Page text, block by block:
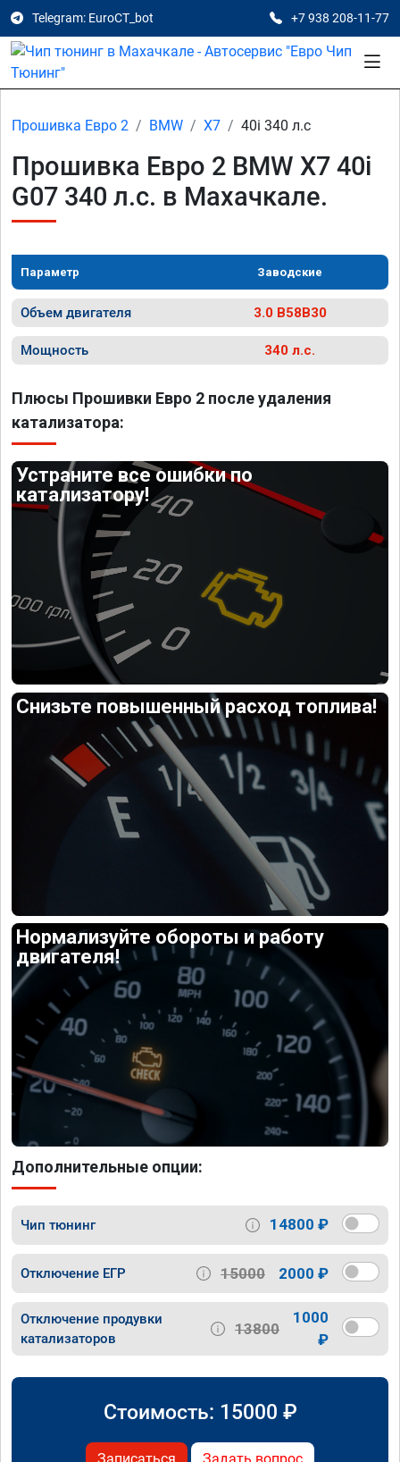
Telegram: EuroCT_bot +7 938 208-11-77
Прошивка Евро 2 BMW X7 40i 340 л.с
Прошивка Евро 2 BMW X7 40i
G07 340 л.с. в Махачкале.
Параметр Заводские
Объем двигателя 3.0 B58B30
Мощность 340 л.с.
Плюсы Прошивки Евро 2 после удаления
катализатора:
Устраните все ошибки по
катализатору!
Снизьте повышенный расход топлива!
Нормализуйте обороты и работу
двигателя!
Дополнительные опции:
Чип тюнинг 14800 ₽
Отключение ЕГР 15000 2000 ₽
Отключение продувки
катализаторов
13800
1000
₽
Стоимость: 15000 ₽